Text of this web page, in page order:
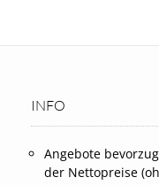
INFO
Angebote
der Nettopreise